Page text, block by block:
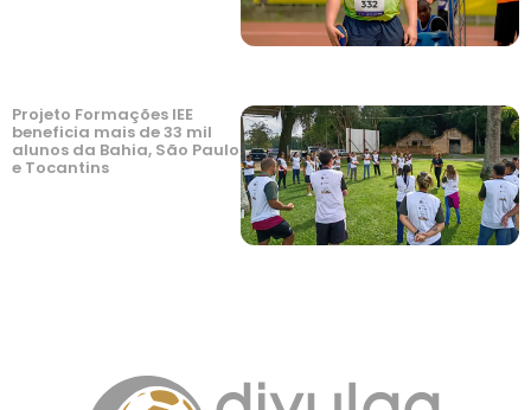
Projeto Formações IEE
beneficia mais de 33 mil
alunos da Bahia, São Paulo
e Tocantins